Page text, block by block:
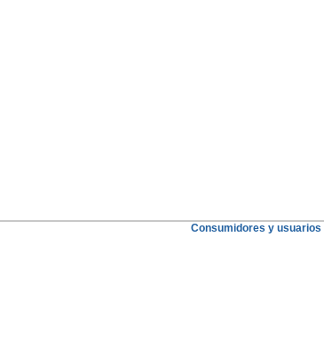
Consumidores y usuarios